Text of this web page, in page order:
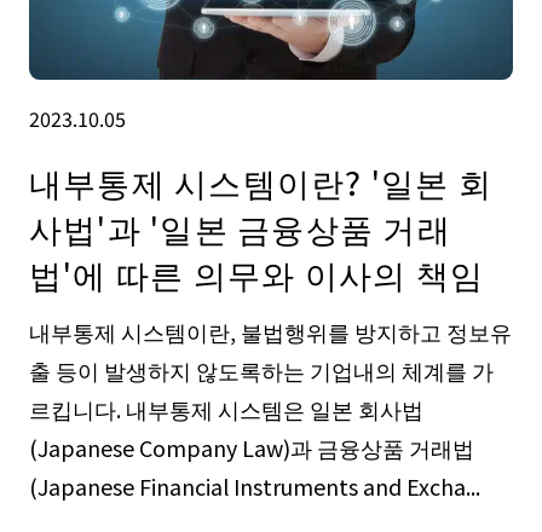
2023.10.05
내부통제 시스템이란? '일본 회
사법'과 '일본 금융상품 거래
법'에 따른 의무와 이사의 책임
내부통제 시스템이란, 불법행위를 방지하고 정보유
출 등이 발생하지 않도록하는 기업내의 체계를 가
르킵니다. 내부통제 시스템은 일본 회사법
(Japanese Company Law)과 금융상품 거래법
(Japanese Financial Instruments and Excha...